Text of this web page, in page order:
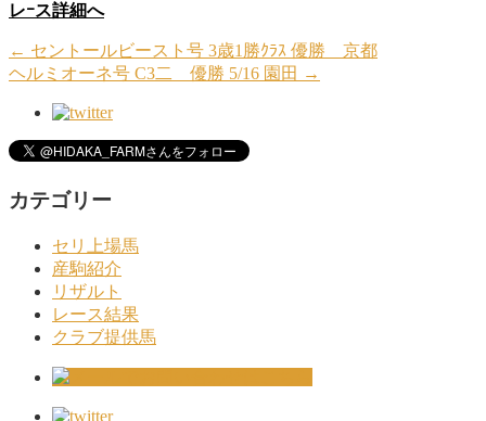
レｰス詳細へ
← セントールビースト号 3歳1勝ｸﾗｽ 優勝 京都
ヘルミオーネ号 C3二 優勝 5/16 園田 →
カテゴリー
セリ上場馬
産駒紹介
リザルト
レース結果
クラブ提供馬